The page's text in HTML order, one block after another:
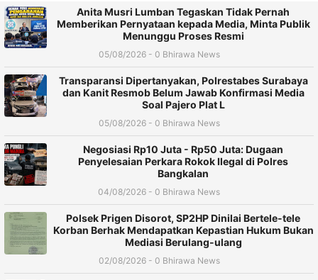
Anita Musri Lumban Tegaskan Tidak Pernah
Memberikan Pernyataan kepada Media, Minta Publik
Menunggu Proses Resmi
05/08/2026 - 0 Bhirawa News
Transparansi Dipertanyakan, Polrestabes Surabaya
dan Kanit Resmob Belum Jawab Konfirmasi Media
Soal Pajero Plat L
05/08/2026 - 0 Bhirawa News
Negosiasi Rp10 Juta - Rp50 Juta: Dugaan
Penyelesaian Perkara Rokok Ilegal di Polres
Bangkalan
04/08/2026 - 0 Bhirawa News
Polsek Prigen Disorot, SP2HP Dinilai Bertele-tele
Korban Berhak Mendapatkan Kepastian Hukum Bukan
Mediasi Berulang-ulang
02/08/2026 - 0 Bhirawa News